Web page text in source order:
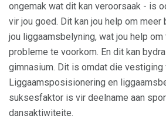
ongemak wat dit kan veroorsaak - is
vir jou goed. Dit kan jou help om
jou liggaamsbelyning, wat jou help
probleme te voorkom. En dit kan
gimnasium. Dit is omdat die vestiging
Liggaamsposisionering en
suksesfaktor is vir deelname aan
dansaktiwiteite.